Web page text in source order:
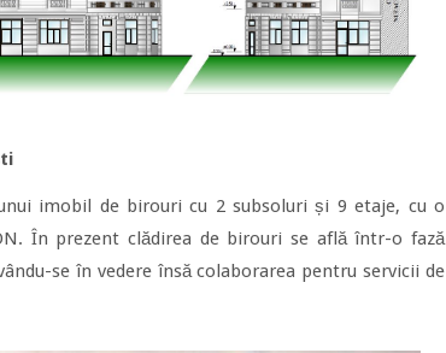
imobil de birouri cu 2 subsoluri și 9 etaje, cu o
În prezent clădirea de birouri se află într-o fază
se în vedere însă colaborarea pentru servicii de